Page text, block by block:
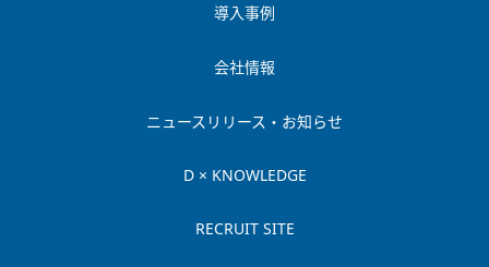
導入事例
会社情報
ニュースリリース・お知らせ
D × KNOWLEDGE
RECRUIT SITE